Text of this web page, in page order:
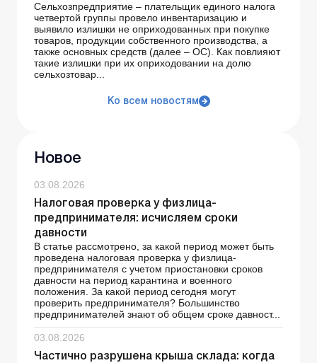
Сельхозпредприятие – плательщик единого налога
четвертой группы провело инвентаризацию и
выявило излишки не оприходованных при покупке
товаров, продукции собственного производства, а
также основных средств (далее – ОС). Как повлияют
такие излишки при их оприходовании на долю
сельхозтовар...
Ко всем новостям
Новое
03.08.2026
Налоговая проверка у физлица-
предпринимателя: исчисляем сроки
давности
В статье рассмотрено, за какой период может быть
проведена налоговая проверка у физлица-
предпринимателя с учетом приостановки сроков
давности на период карантина и военного
положения. За какой период сегодня могут
проверить предпринимателя? Большинство
предпринимателей знают об общем сроке давност...
03.08.2026
Частично разрушена крыша склада: когда